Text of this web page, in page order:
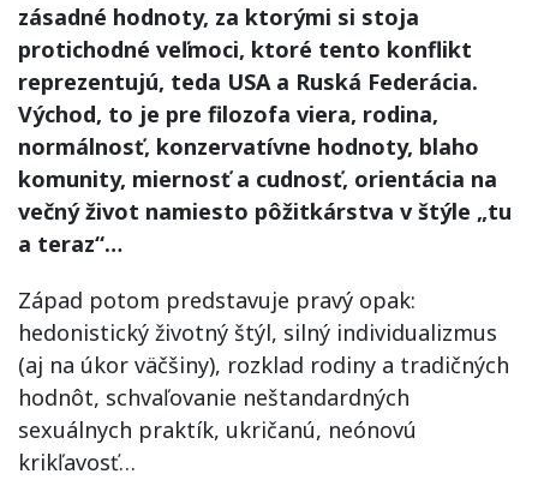
zásadné hodnoty, za ktorými si stoja
protichodné veľmoci, ktoré tento konflikt
reprezentujú, teda USA a Ruská Federácia.
Východ, to je pre filozofa viera, rodina,
normálnosť, konzervatívne hodnoty, blaho
komunity, miernosť a cudnosť, orientácia na
večný život namiesto pôžitkárstva v štýle „tu
a teraz“…
Západ potom predstavuje pravý opak:
hedonistický životný štýl, silný individualizmus
(aj na úkor väčšiny), rozklad rodiny a tradičných
hodnôt, schvaľovanie neštandardných
sexuálnych praktík, ukričanú, neónovú
krikľavosť…